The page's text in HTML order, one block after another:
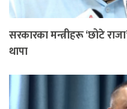
सरकारका मन्त्रीहरू ‘छोटे
थापा